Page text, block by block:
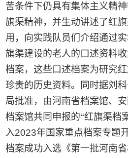
苦条件下仍具有集体主义精
旗渠精神，并生动讲述了红
用，向实践队员们介绍通过
旗渠建设的老人的口述资料
档案，这些口述档案为研究
珍贵的历史资料。同时据刘
局批准，由河南省档案馆、
档案馆共同申报的“红旗渠档
入2023年国家重点档案专题
档案成功入选《第一批河南